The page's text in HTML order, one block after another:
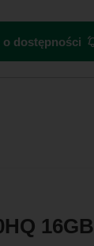
o dostępności